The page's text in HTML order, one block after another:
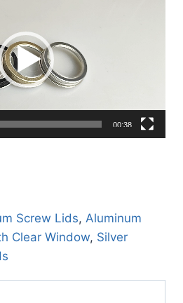
00:38
Screw Lids, Aluminum
Clear Window, Silver